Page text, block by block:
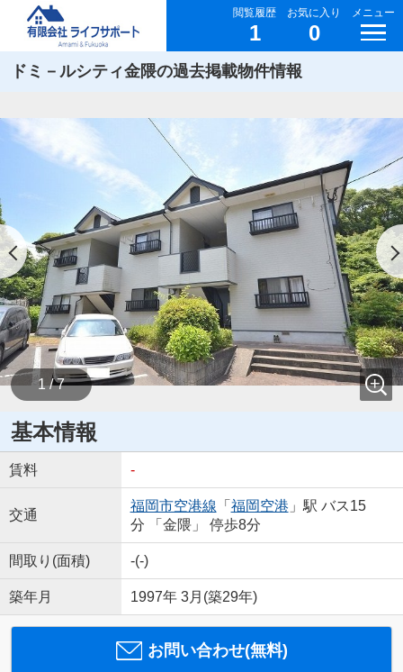
閲覧履歴
1
お気に入り
0
メニュー
ドミ－ルシティ金隈の過去掲載物件情報
1 / 7
基本情報
賃料 -
交通
福岡市空港線 「 福岡空港 」駅 バス15
分 「金隈」 停歩8分
間取り(面積) -(-)
築年月 1997年 3月(築29年)
お問い合わせ(無料)